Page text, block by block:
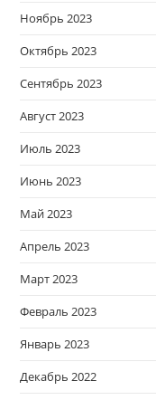
Ноябрь 2023
Октябрь 2023
Сентябрь 2023
Август 2023
Июль 2023
Июнь 2023
Май 2023
Апрель 2023
Март 2023
Февраль 2023
Январь 2023
Декабрь 2022